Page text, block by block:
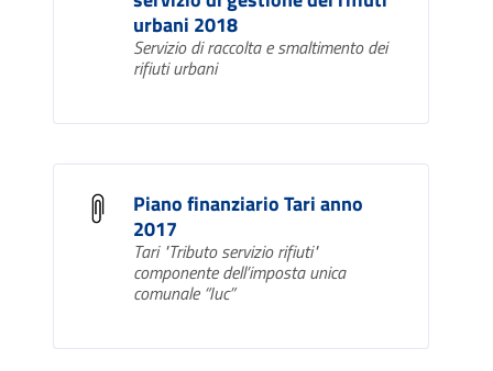
urbani 2018
Servizio di raccolta e smaltimento dei
rifiuti urbani
Piano finanziario Tari anno
2017
Tari "Tributo servizio rifiuti"
componente dell’imposta unica
comunale “Iuc”